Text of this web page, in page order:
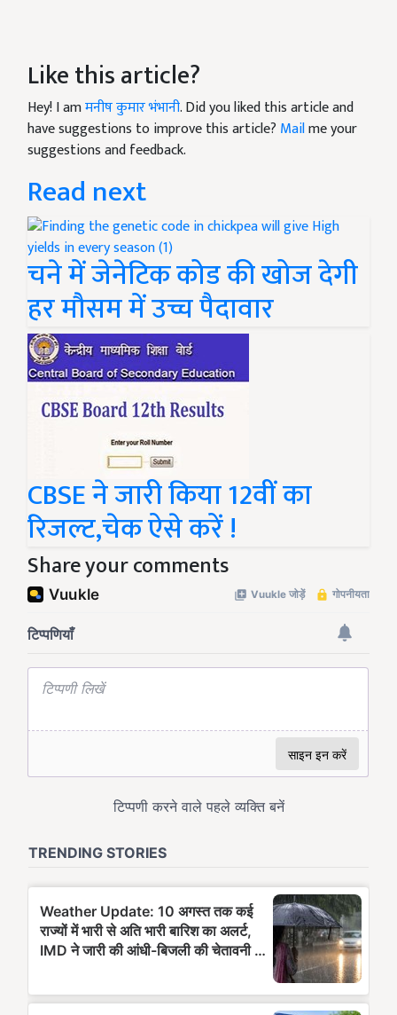
Like this article?
Hey! I amमनीष कुमार भंभानी. Did you liked this article and
have suggestions to improve this article? Mailme your
suggestions and feedback.
Read next
चने में जेनेटिक कोड की खोज देगी
हर मौसम में उच्च पैदावार
CBSE ने जारी किया 12वीं का
रिजल्ट,चेक ऐसे करें !
Share your comments